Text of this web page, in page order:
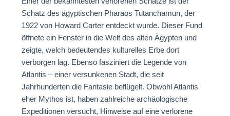
Schatz des ägyptischen Pharaos Tutanchamun, der
1922 von Howard Carter entdeckt wurde. Dieser Fund
öffnete ein Fenster in die Welt des alten Ägypten und
zeigte, welch bedeutendes kulturelles Erbe dort
verborgen lag. Ebenso fasziniert die Legende von
Atlantis – einer versunkenen Stadt, die seit
Jahrhunderten die Fantasie beflügelt. Obwohl Atlantis
eher Mythos ist, haben zahlreiche archäologische
Expeditionen versucht, Hinweise auf eine verlorene